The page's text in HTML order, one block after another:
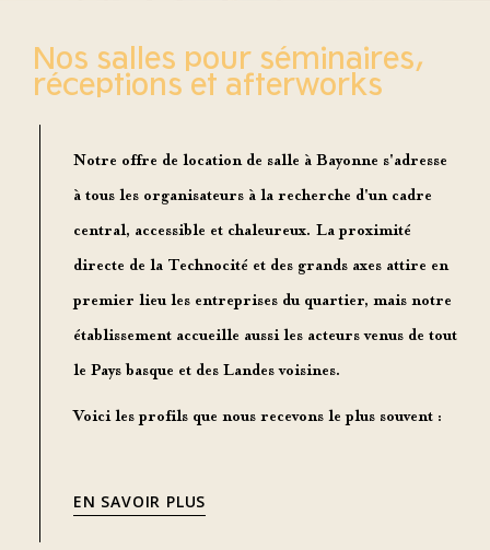
Nos salles pour séminaires,
réceptions et afterworks
Notre offre de location de salle à Bayonne s'adresse
à tous les organisateurs à la recherche d'un cadre
central, accessible et chaleureux. La proximité
directe de la Technocité et des grands axes attire en
premier lieu les entreprises du quartier, mais notre
établissement accueille aussi les acteurs venus de tout
le Pays basque et des Landes voisines.
Voici les profils que nous recevons le plus souvent :
EN SAVOIR PLUS